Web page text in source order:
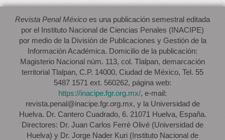
Revista Penal México es una publicación semestral editada
por el Instituto Nacional de Ciencias Penales (INACIPE)
por medio de la División de Publicaciones y Gestión de la
Información Académica. Domicilio de la publicación:
Magisterio Nacional núm. 113, col. Tlalpan, demarcación
territorial Tlalpan, C.P. 14000, Ciudad de México, Tel. 55
5487 1571 ext. 560262, página web:
https://inacipe.fgr.org.mx/, e-mail:
revista.penal@inacipe.fgr.org.mx, y la Universidad de
Huelva. Dr. Cantero Cuadrado, 6. 21071 Huelva, España.
Directores: Dr. Juan Carlos Ferré Olivé (Universidad de
Huelva) y Dr. Jorge Nader Kuri (Instituto Nacional de